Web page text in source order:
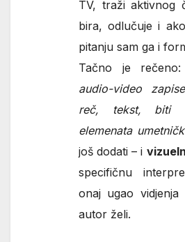
TV, traži aktivnog
bira, odlučuje i
pitanju sam ga i
Tačno je
audio-video
reč, tekst, biti
elemenata
još dodati – i
specifičnu
onaj ugao
autor želi.